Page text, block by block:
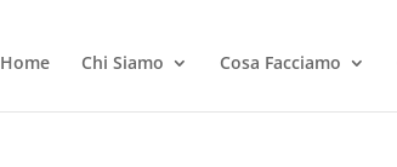
Home Chi Siamo Cosa Facciamo